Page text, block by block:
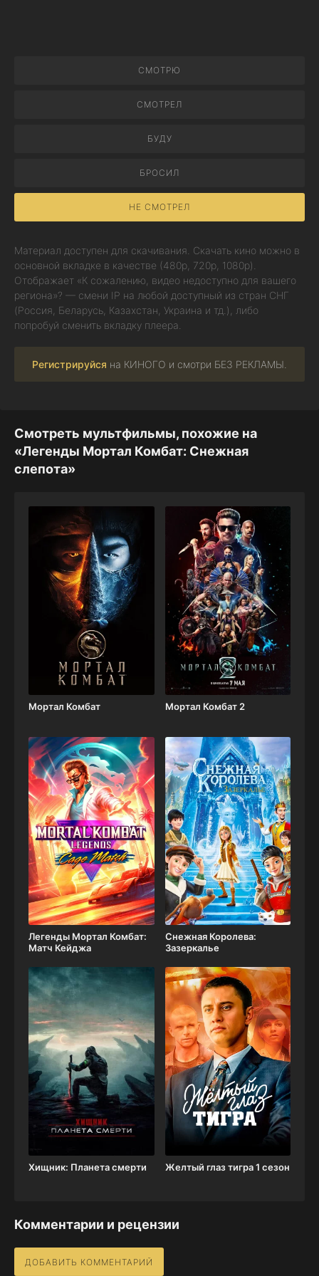
СМОТРЮ
СМОТРЕЛ
БУДУ
БРОСИЛ
НЕ СМОТРЕЛ
Материал доступен для скачивания. Скачать кино можно в
основной вкладке в качестве (480p, 720p, 1080p).
Отображает «К сожалению, видео недоступно для вашего
региона»? — смени IP на любой доступный из стран СНГ
(Россия, Беларусь, Казахстан, Украина и тд.), либо
попробуй сменить вкладку плеера.
Регистрируйся на КИНОГО и смотри БЕЗ РЕКЛАМЫ.
Смотреть мультфильмы, похожие на
«Легенды Мортал Комбат: Снежная
слепота»
Мортал Комбат Мортал Комбат 2
Легенды Мортал Комбат:
Матч Кейджа
Снежная Королева:
Зазеркалье
Хищник: Планета смерти Желтый глаз тигра 1 сезон
Комментарии и рецензии
ДОБАВИТЬ КОММЕНТАРИЙ